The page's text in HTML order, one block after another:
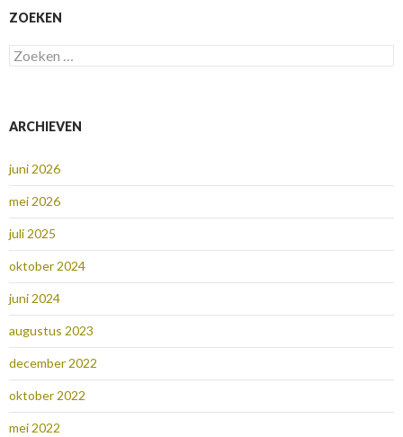
ZOEKEN
Zoeken
naar:
ARCHIEVEN
juni 2026
mei 2026
juli 2025
oktober 2024
juni 2024
augustus 2023
december 2022
oktober 2022
mei 2022